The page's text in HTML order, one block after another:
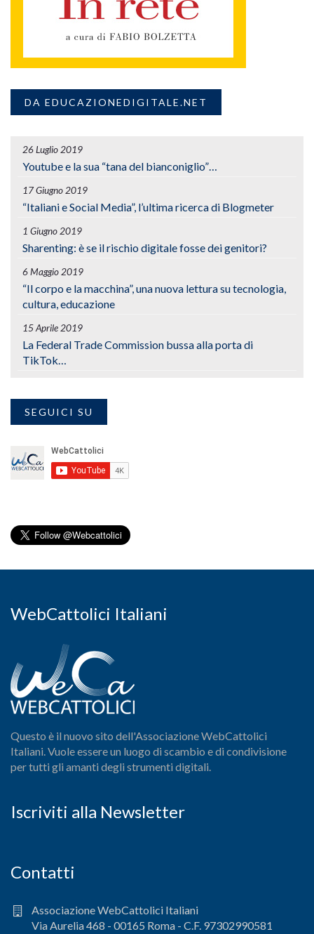
DA EDUCAZIONEDIGITALE.NET
26 Luglio 2019
Youtube e la sua “tana del bianconiglio”…
17 Giugno 2019
“Italiani e Social Media”, l’ultima ricerca di Blogmeter
1 Giugno 2019
Sharenting: è se il rischio digitale fosse dei genitori?
6 Maggio 2019
“Il corpo e la macchina”, una nuova lettura su tecnologia,
cultura, educazione
15 Aprile 2019
La Federal Trade Commission bussa alla porta di
TikTok…
SEGUICI SU
WebCattolici Italiani
Questo è il nuovo sito dell'Associazione WebCattolici
Italiani. Vuole essere un luogo di scambio e di condivisione
per tutti gli amanti degli strumenti digitali.
Iscriviti alla Newsletter
Contatti
Associazione WebCattolici Italiani
Via Aurelia 468 - 00165 Roma - C.F. 97302990581